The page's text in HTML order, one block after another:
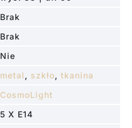
Brak
Brak
Nie
metal , szkło, tkanina
CosmoLight
5 X E14